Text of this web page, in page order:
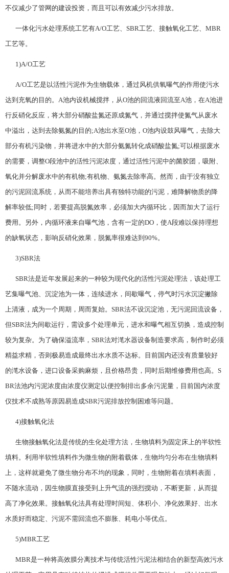
不仅减少了管网的建设投资，而且可以有效减少污水排放。
一体化污水处理系统工艺有A/O工艺、SBR工艺、接触氧化工艺、MBR
工艺等。
1)A/O工艺
A/O工艺是以活性污泥作为生物载体，通过风机供氧曝气的作用使污水
达到充氧的目的。A池内设机械搅拌，从O池的回流液回流至A池，在A池进
行反硝化反应，将大部分硝酸盐氮还原成氮气，并通过搅拌使氮气从废水
中溢出，达到去除氨氮的目的;A池出水至O池，O池内设鼓风曝气，去除大
部分有机污染物，并将进水中的大部分氨氮转化成硝酸盐氮;可以根据废水
的需要，调整O段池中的活性污泥浓度，通过活性污泥中的菌胶团，吸附、
氧化并分解废水中的有机物;有机物、氨氮去除率高。然而，由于没有独立
的污泥回流系统，从而不能培养出具有独特功能的污泥，难降解物质的降
解率较低;同时，若要提高脱氮效率，必须加大内循环比，因而加大了运行
费用。另外，内循环液来自曝气池，含有一定的DO，使A段难以保持理想
的缺氧状态，影响反硝化效果，脱氮率很难达到90%。
3)SBR法
SBR法是近年发展起来的一种较为现代化的活性污泥处理法，该处理工
艺集曝气池、沉淀池为一体，连续进水，间歇曝气，停气时污水沉淀撇除
上清液，成为一个周期，周而复始。SBR法不设沉淀池，无污泥回流设备，
但SBR法为间歇运行，需设多个处理单元，进水和曝气相互切换，造成控制
较为复杂。为了确保溢流率，SBR法对滗水器设备制造要求高，制作时必须
精益求精，否则极易造成最终出水水质不达标。目前国内还没有质量较好
的滗水设备，进口设备采购麻烦，且价格昂贵，同时后期维修费用也高。S
BR法池内污泥浓度由浓度仪测定以便控制排出多余污泥量，目前国内浓度
仪技术不成熟等原因易造成SBR污泥排放控制困难等问题。
4)接触氧化法
生物接触氧化法是传统的生化处理方法，生物填料为固定床上的半软性
填料。利用半软性填料作为微生物的附着载体，生物均匀分布在生物填料
上，这样就避免了微生物分布不均的现象，同时，生物附着在填料表面，
不随水流动，因生物膜直接受到上升气流的强烈搅动，不断更新，从而提
高了净化效果。接触氧化法具有处理时间短、体积小、净化效果好、出水
水质好而稳定、污泥不需回流也不膨胀、耗电小等优点。
5)MBR工艺
MBR是一种将高效膜分离技术与传统活性污泥法相结合的新型高效污水